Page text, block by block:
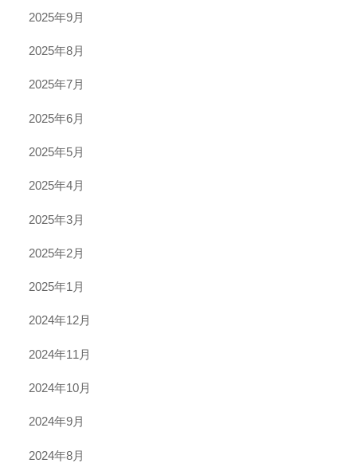
2025年9月
2025年8月
2025年7月
2025年6月
2025年5月
2025年4月
2025年3月
2025年2月
2025年1月
2024年12月
2024年11月
2024年10月
2024年9月
2024年8月